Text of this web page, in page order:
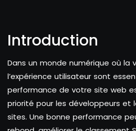
Introduction
Dans un monde numérique où la
l’expérience utilisateur sont
performance de votre site web
priorité pour les développeurs et
sites. Une bonne performance